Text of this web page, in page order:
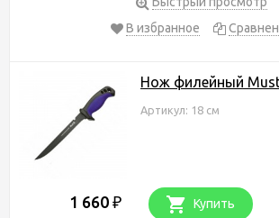
В избранное
Нож филейный
Артикул: 18 см
1 660 ₽ Купить